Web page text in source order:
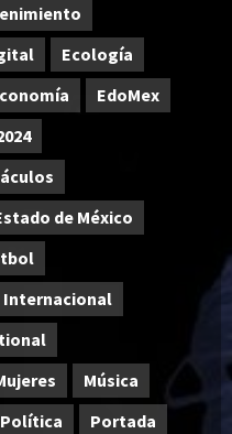
Ecología
EdoMex
de México
Internacional
Música
Política
Portada